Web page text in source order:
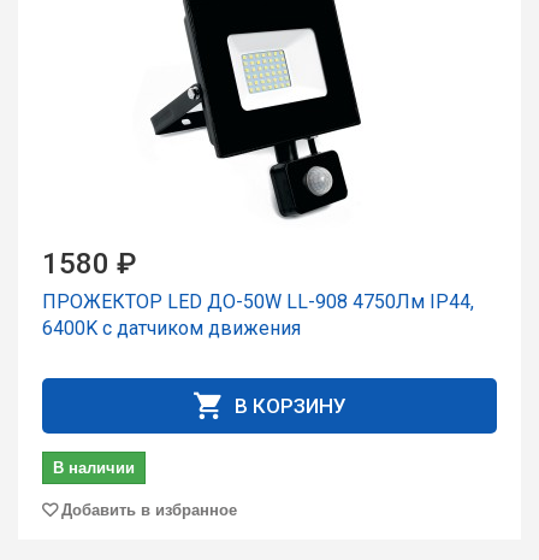
1580 ₽
ПРОЖЕКТОР LED ДО-50W LL-908 4750Лм IP44,
6400K с датчиком движения
В КОРЗИНУ
В наличии
Добавить в избранное